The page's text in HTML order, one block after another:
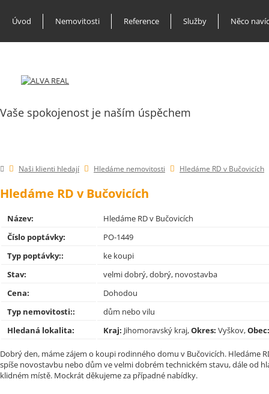
Úvod Nemovitosti Reference Služby Něco navíc
Vaše spokojenost je naším úspěchem
Naši klienti hledají Hledáme nemovitosti Hledáme RD v Bučovicích
Hledáme RD v Bučovicích
Název:
Hledáme RD v Bučovicích
Číslo poptávky:
PO-1449
Typ poptávky::
ke koupi
Stav:
velmi dobrý, dobrý, novostavba
Cena:
Dohodou
Typ nemovitosti::
dům nebo vilu
Hledaná lokalita:
Kraj: Jihomoravský kraj,Okres: Vyškov,
Dobrý den, máme zájem o koupi rodinného domu v Bučovicích. Hledáme
spíše novostavbu nebo dům ve velmi dobrém technickém stavu, dále od
klidném místě. Mockrát děkujeme za případné nabídky.